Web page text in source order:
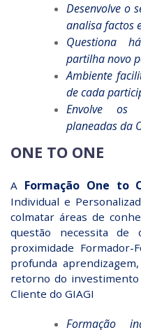
Desenvolve o
analisa factos
Questiona
partilha novo
Ambiente
de cada
Envolve os
planeadas da
ONE TO ONE
A Formação One to
Individual e
colmatar áreas de
questão necessita de
proximidade
profunda
retorno do
Cliente do GIAGI
Formação